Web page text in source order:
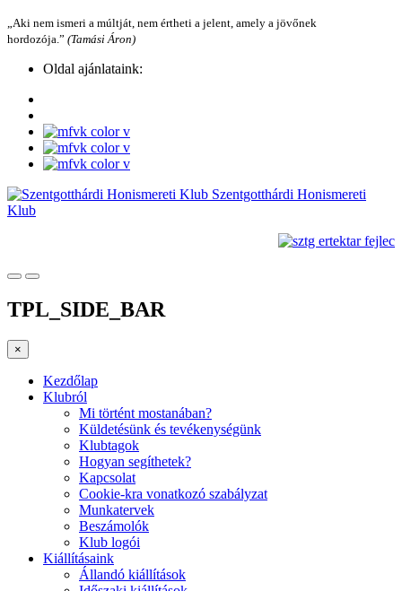
„Aki nem ismeri a múltját, nem értheti a jelent, amely a jövőnek
hordozója.” (Tamási Áron)
Oldal ajánlataink:
Szentgotthárdi Honismereti
Klub
TPL_SIDE_BAR
×
Kezdőlap
Klubról
Mi történt mostanában?
Küldetésünk és tevékenységünk
Klubtagok
Hogyan segíthetek?
Kapcsolat
Cookie-kra vonatkozó szabályzat
Munkatervek
Beszámolók
Klub logói
Kiállításaink
Állandó kiállítások